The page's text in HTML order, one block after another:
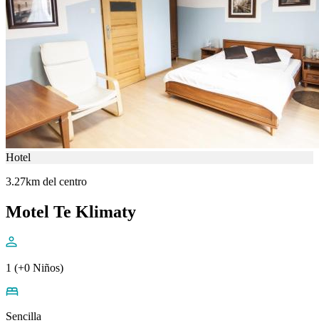
Hotel
3.27km del centro
Motel Te Klimaty
1 (+0 Niños)
Sencilla